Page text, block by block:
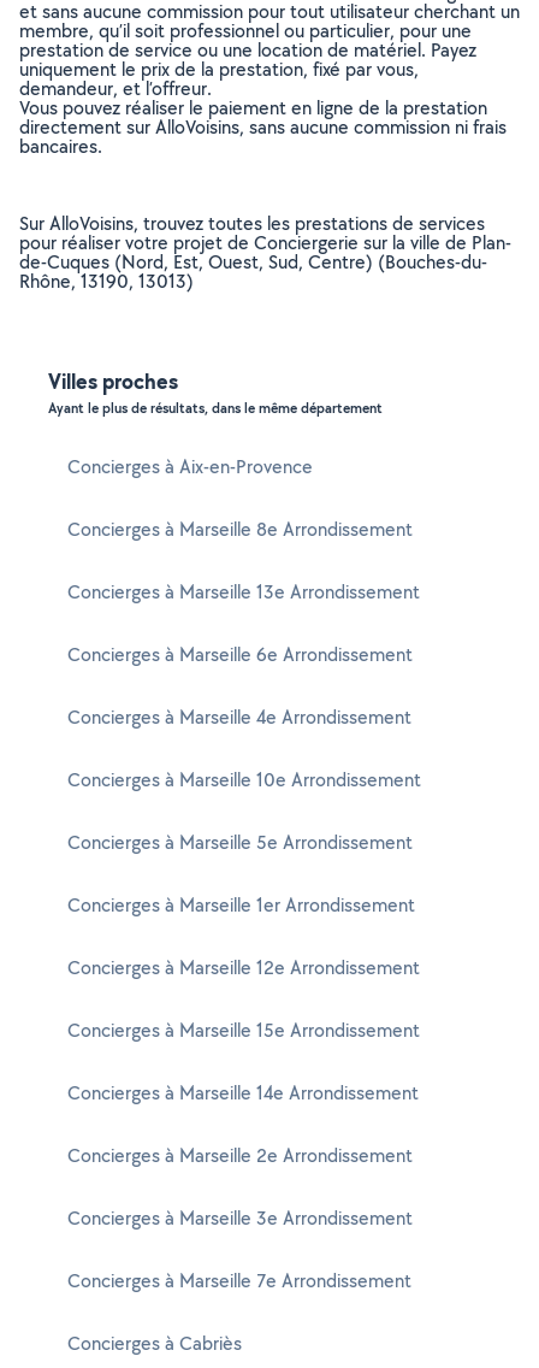
et sans aucune commission pour tout utilisateur cherchant un
membre, qu’il soit professionnel ou particulier, pour une
prestation de service ou une location de matériel. Payez
uniquement le prix de la prestation, fixé par vous,
demandeur, et l’offreur.
Vous pouvez réaliser le paiement en ligne de la prestation
directement sur AlloVoisins, sans aucune commission ni frais
bancaires.
Sur AlloVoisins, trouvez toutes les prestations de services
pour réaliser votre projet de Conciergerie sur la ville de Plan-
de-Cuques (Nord, Est, Ouest, Sud, Centre) (Bouches-du-
Rhône, 13190, 13013)
Villes proches
Ayant le plus de résultats, dans le même département
Concierges à Aix-en-Provence
Concierges à Marseille 8e Arrondissement
Concierges à Marseille 13e Arrondissement
Concierges à Marseille 6e Arrondissement
Concierges à Marseille 4e Arrondissement
Concierges à Marseille 10e Arrondissement
Concierges à Marseille 5e Arrondissement
Concierges à Marseille 1er Arrondissement
Concierges à Marseille 12e Arrondissement
Concierges à Marseille 15e Arrondissement
Concierges à Marseille 14e Arrondissement
Concierges à Marseille 2e Arrondissement
Concierges à Marseille 3e Arrondissement
Concierges à Marseille 7e Arrondissement
Concierges à Cabriès